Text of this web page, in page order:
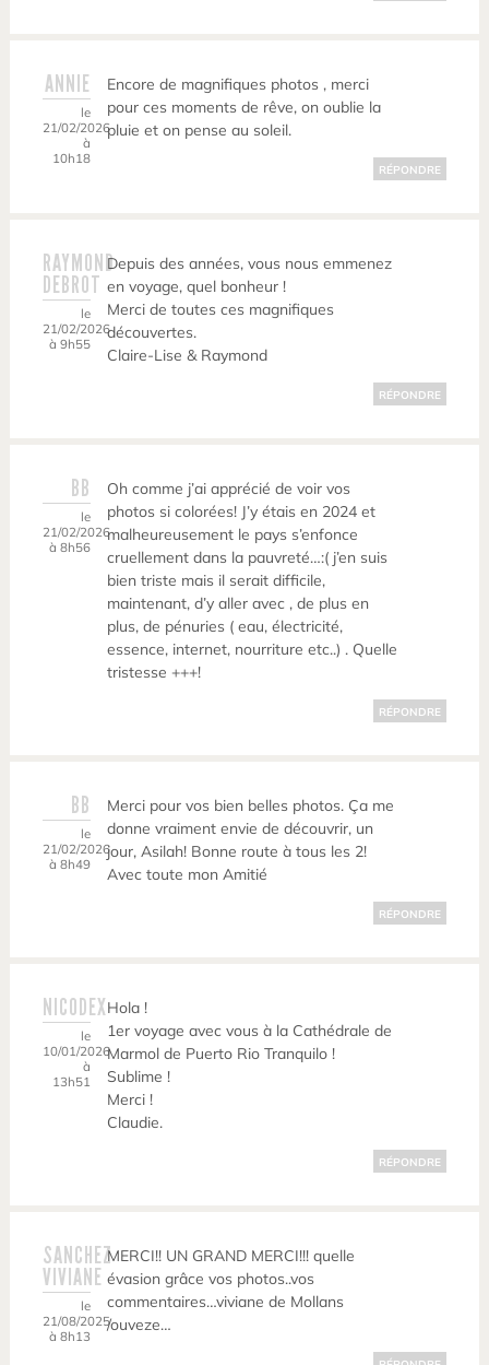
ANNIE
le
21/02/2026
à
10h18
Encore de magnifiques photos , merci
pour ces moments de rêve, on oublie la
pluie et on pense au soleil.
RÉPONDRE
RAYMOND
DEBROT
le
21/02/2026
à 9h55
Depuis des années, vous nous emmenez
en voyage, quel bonheur !
Merci de toutes ces magnifiques
découvertes.
Claire-Lise & Raymond
RÉPONDRE
BB
le
21/02/2026
à 8h56
Oh comme j’ai apprécié de voir vos
photos si colorées! J’y étais en 2024 et
malheureusement le pays s’enfonce
cruellement dans la pauvreté…:( j’en suis
bien triste mais il serait difficile,
maintenant, d’y aller avec , de plus en
plus, de pénuries ( eau, électricité,
essence, internet, nourriture etc..) . Quelle
tristesse +++!
RÉPONDRE
BB
le
21/02/2026
à 8h49
Merci pour vos bien belles photos. Ça me
donne vraiment envie de découvrir, un
jour, Asilah! Bonne route à tous les 2!
Avec toute mon Amitié
RÉPONDRE
NICODEX
le
10/01/2026
à
13h51
Hola !
1er voyage avec vous à la Cathédrale de
Marmol de Puerto Rio Tranquilo !
Sublime !
Merci !
Claudie.
RÉPONDRE
SANCHEZ
VIVIANE
le
21/08/2025
à 8h13
MERCI!! UN GRAND MERCI!!! quelle
évasion grâce vos photos..vos
commentaires…viviane de Mollans
/ouveze…